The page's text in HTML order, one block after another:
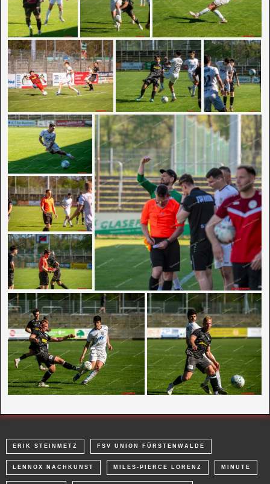
ERIK STEINMETZ FSV UNION FÜRSTENWALDE
LENNOX NACHKUNST MILES-PIERCE LORENZ MINUTE